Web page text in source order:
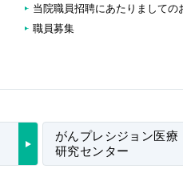
当院職員招聘にあたりましての
職員募集
がんプレシジョン医療
研究センター